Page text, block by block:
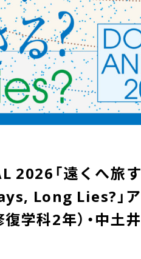
2026「遠くへ旅す
Long Lies?」ア
学科2年）・中土井